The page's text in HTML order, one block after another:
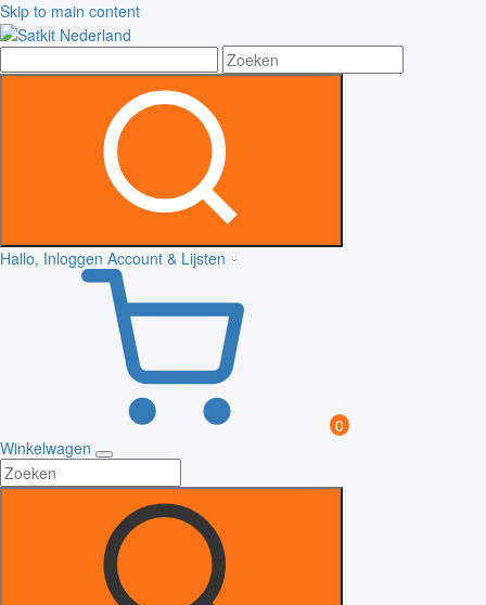
Skip to main content
Hallo, Inloggen Account & Lijsten
0
Winkelwagen